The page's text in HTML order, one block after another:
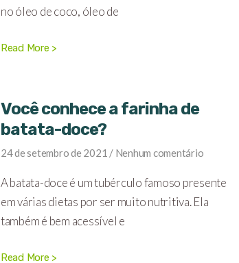
no óleo de coco, óleo de
Read More >
Você conhece a farinha de
batata-doce?
24 de setembro de 2021 Nenhum comentário
A batata-doce é um tubérculo famoso presente
em várias dietas por ser muito nutritiva. Ela
também é bem acessível e
Read More >